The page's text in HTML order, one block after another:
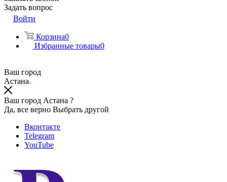
Задать вопрос
Войти
Корзина0
Избранные товары0
Ваш город
Астана
Ваш город Астана ?
Да, все верно Выбрать другой
Вконтакте
Telegram
YouTube